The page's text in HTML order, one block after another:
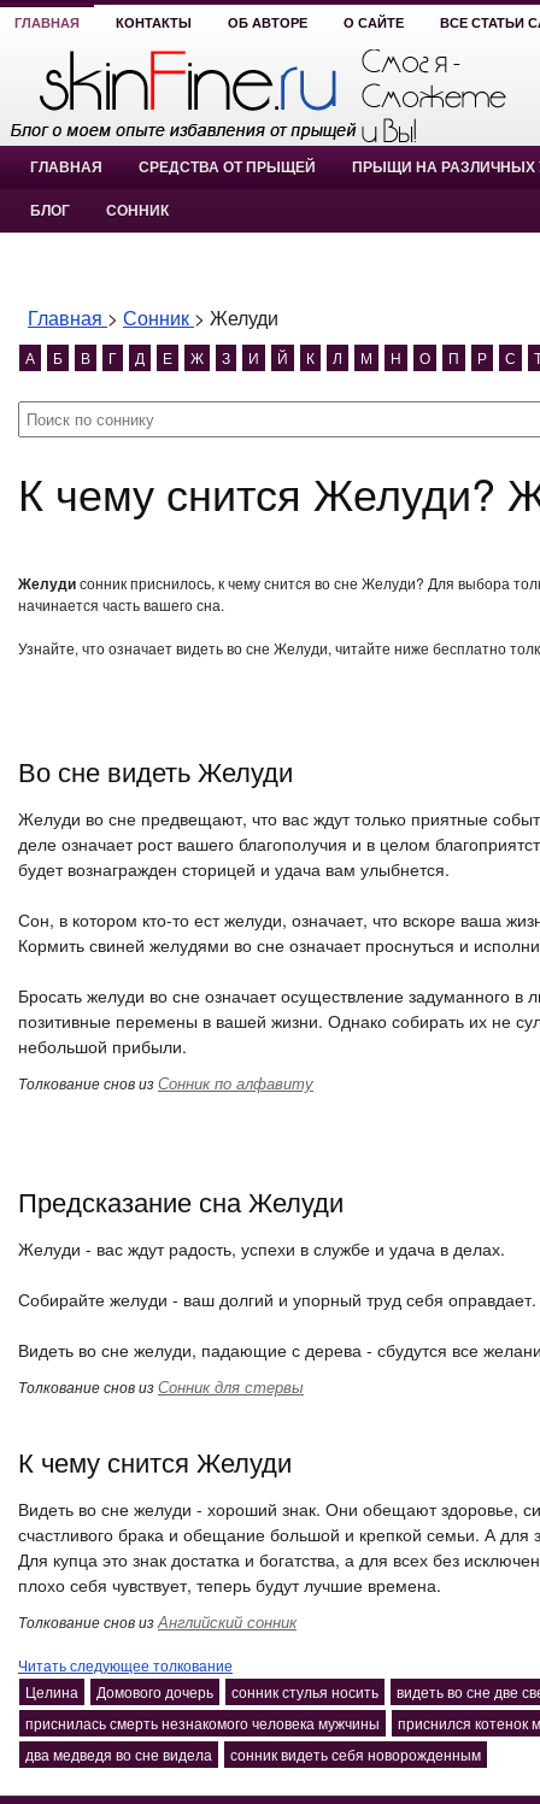
ГЛАВНАЯ КОНТАКТЫ ОБ АВТОРЕ О САЙТЕ ВСЕ СТАТЬИ
ГЛАВНАЯ СРЕДСТВА ОТ ПРЫЩЕЙ ПРЫЩИ НА РАЗЛИЧНЫХ
БЛОГ СОННИК
Главная > Сонник > Желуди
А Б В Г Д Е Ж З И Й К Л М Н О П Р С
К чему снится Желуди?
Желудисонник приснилось, к чему снится во сне Желуди? Для выбора
начинается часть вашего сна.
Узнайте, что означает видеть во сне Желуди, читайте ниже бесплатно
Во сне видеть Желуди
Желуди во сне предвещают, что вас ждут только приятные
деле означает рост вашего благополучия и в целом
будет вознагражден сторицей и удача вам улыбнется.
Сон, в котором кто-то ест желуди, означает, что вскоре ваша
Кормить свиней желудями во сне означает проснуться и
Бросать желуди во сне означает осуществление задуманного
позитивные перемены в вашей жизни. Однако собирать их не
небольшой прибыли.
Толкование снов изСонник по алфавиту
Предсказание сна Желуди
Желуди - вас ждут радость, успехи в службе и удача в делах.
Собирайте желуди - ваш долгий и упорный труд себя оправдает.
Видеть во сне желуди, падающие с дерева - сбудутся все
Толкование снов изСонник для стервы
К чему снится Желуди
Видеть во сне желуди - хороший знак. Они обещают здоровье,
счастливого брака и обещание большой и крепкой семьи. А
Для купца это знак достатка и богатства, а для всех без
плохо себя чувствует, теперь будут лучшие времена.
Толкование снов изАнглийский сонник
Читать следующее толкование
Целина
Домового дочерь сонник стулья носить
видеть во сне две
приснилась смерть незнакомого человека мужчины
приснился
два медведя во сне видела
сонник видеть себя новорожденным